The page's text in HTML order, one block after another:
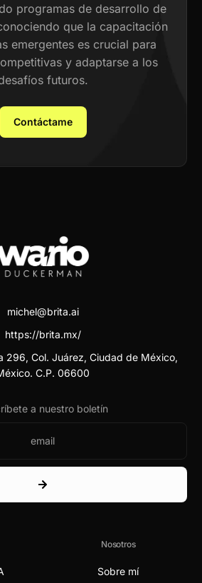
programas de desarrollo de
que la capacitación
emergentes es crucial para
y adaptarse a los
futuros.
Contáctame
michel@brita.ai
https://brita.mx/
296, Col. Juárez, Ciudad de México,
C.P. 06600
a nuestro boletín
Nosotros
Sobre mí